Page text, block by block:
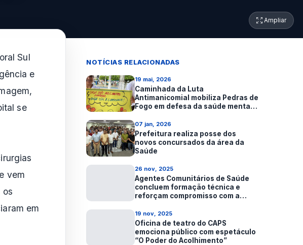
Ampliar
Sul
e
se
vem
os
em
NOTÍCIAS RELACIONADAS
19 mai, 2026
Caminhada da Luta
Antimanicomial mobiliza Pedras de
Fogo em defesa da saúde mental e
07 jan, 2026
Prefeitura realiza posse dos
novos concursados da área da
Saúde
26 nov, 2025
Agentes Comunitários de Saúde
concluem formação técnica e
reforçam compromisso com a
19 nov, 2025
Oficina de teatro do CAPS
emociona público com espetáculo
“O Poder do Acolhimento”